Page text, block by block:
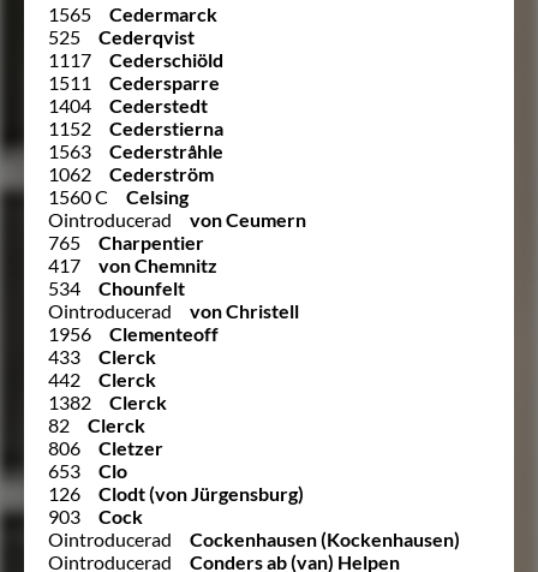
1565
Cedermarck
525
Cederqvist
1117
Cederschiöld
1511
Cedersparre
1404
Cederstedt
1152
Cederstierna
1563
Cederstråhle
1062
Cederström
1560 C
Celsing
Ointroducerad
von Ceumern
765
Charpentier
417
von Chemnitz
534
Chounfelt
Ointroducerad
von Christell
1956
Clementeoff
433
Clerck
442
Clerck
1382
Clerck
82
Clerck
806
Cletzer
653
Clo
126
Clodt (von Jürgensburg)
903
Cock
Ointroducerad
Cockenhausen (Kockenhausen)
Ointroducerad
Conders ab (van) Helpen